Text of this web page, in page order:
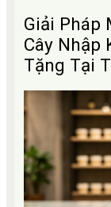
Giải Pháp
Cây Nhập
Tặng Tại